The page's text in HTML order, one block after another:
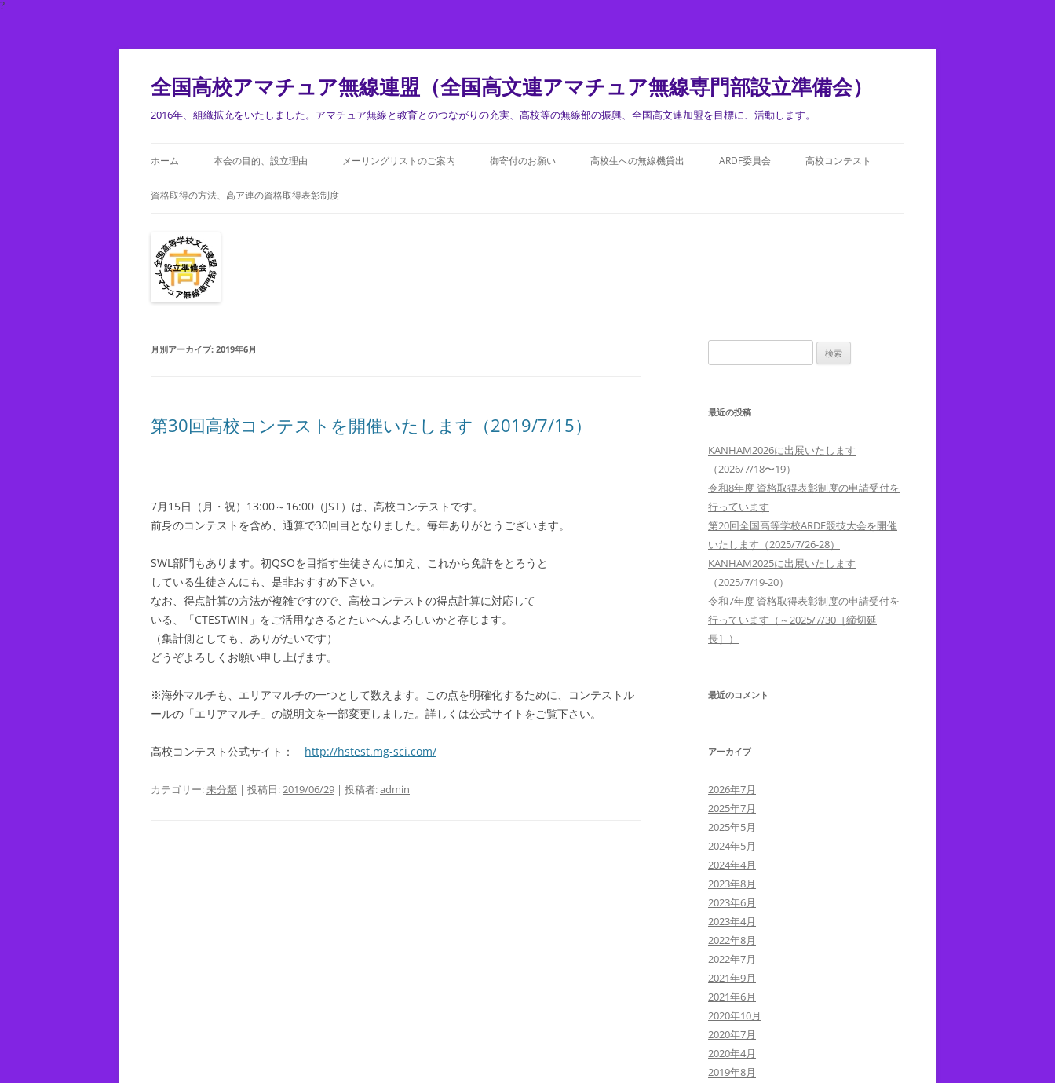
?
コ
テ
ン
ツ
へ
ス
全国高校アマチュア無線連盟（全国高文連アマチュア無線専門部設立準備会）
2016年、組織拡充をいたしました。アマチュア無線と教育とのつながりの充実、高校等の無線部の振興、全国高文連加盟を目標に、活動します。
ホーム 本会の目的、設立理由 メーリングリストのご案内 御寄付のお願い 高校生への無線機貸出 ARDF委員会 高校コンテスト
資格取得の方法、高ア連の資格取得表彰制度
月別アーカイブ: 2019年6月
第30回高校コンテストを開催いたします（2019/7/15）
7月15日（月・祝）13:00～16:00（JST）は、高校コンテストです。
前身のコンテストを含め、通算で30回目となりました。毎年ありがとうございます。
SWL部門もあります。初QSOを目指す生徒さんに加え、これから免許をとろうと
している生徒さんにも、是非おすすめ下さい。
なお、得点計算の方法が複雑ですので、高校コンテストの得点計算に対応して
いる、「CTESTWIN」をご活用なさるとたいへんよろしいかと存じます。
（集計側としても、ありがたいです）
どうぞよろしくお願い申し上げます。
※海外マルチも、エリアマルチの一つとして数えます。この点を明確化するために、コンテストル
ールの「エリアマルチ」の説明文を一部変更しました。詳しくは公式サイトをご覧下さい。
高校コンテスト公式サイト： http://hstest.mg-sci.com/
カテゴリー:未分類 | 投稿日:2019/06/29 | 投稿者:admin
索:
最近の投稿
KANHAM2026に出展いたします
（2026/7/18〜19）
令和8年度 資格取得表彰制度の申請受付を
行っています
第20回全国高等学校ARDF競技大会を開催
いたします（2025/7/26-28）
KANHAM2025に出展いたします
（2025/7/19-20）
令和7年度 資格取得表彰制度の申請受付を
行っています（～2025/7/30［締切延
長］）
最近のコメント
アーカイブ
2026年7月
2025年7月
2025年5月
2024年5月
2024年4月
2023年8月
2023年6月
2023年4月
2022年8月
2022年7月
2021年9月
2021年6月
2020年10月
2020年7月
2020年4月
2019年8月